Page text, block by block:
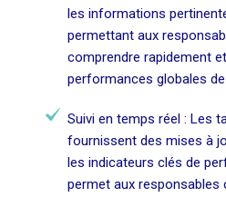
les informations
permettant aux
comprendre rapidement
performances globales
Suivi en temps réel : Les
fournissent des mises à
les indicateurs clés de
permet aux